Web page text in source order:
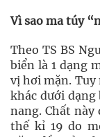
Vì sao ma túy
Theo TS BS
biển là 1 dạng
vị hơi mặn. Tuy
khác dưới dạng
nang. Chất
thế kỉ 19 do